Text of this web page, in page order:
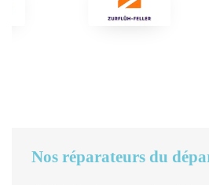
Nos réparateurs du